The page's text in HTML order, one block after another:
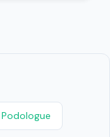
Podologue